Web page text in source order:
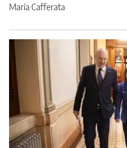
María Cafferata